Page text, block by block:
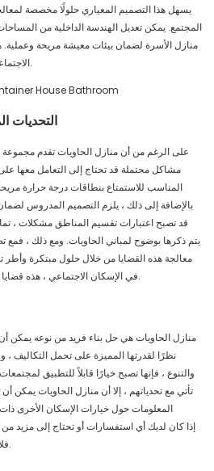
يسهل هذا التصميم المعياري حلولًا مخصصة
المجتمع. يمكن تعديل الهندسة الداخلية من
منازل الأسرة لضمان بيئات معيشة مريحة وعملية.
الاجتماعي حيث تختلف الاحتياجات والعملاء.
التحديات
على الرغم من أن منازل الحاويات تقدم مجموعة
مشاكل محتملة قد تحتاج إلى التعامل معها
المناسب للاستمتاع بنطاقات درجة حرارة
بالإضافة إلى ذلك ، يلزم التصميم المدروس لضمان
قد تصبح اعتبارات تقسيم المناطق مشكلات ،
يتم ذكرها بوضوح لمباني الحاويات. ومع ذلك ، فمع
معالجة هذه القضايا من خلال حلول مبتكرة
في الإسكان الاجتماعي ، هذه قضايا يمكن التغلب عليها مع مرور الوقت.
منازل الحاويات هي حل بناء فريد من نوعه يمكن
نظرًا لقدرتها المميزة على تحمل التكاليف ،
والتنوع ، فإنها تصبح خيارًا قابلاً للتطبيق
تأتي مع تحدياتهم ، إلا أن منازل الحاويات يمكن
المعلومات حول خيارات الإسكان الأخرى
فلا تتردد في التواصل مع فريقنا الفني.